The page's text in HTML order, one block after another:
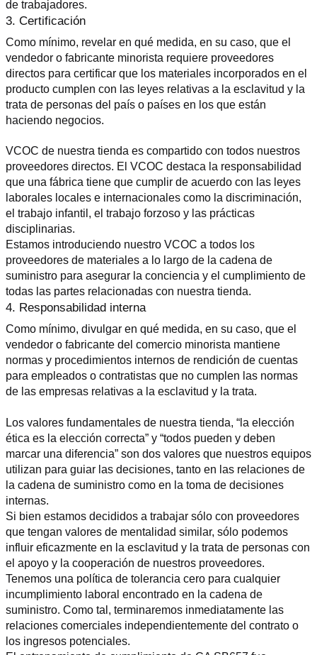
de trabajadores.
3. Certificación
Como mínimo, revelar en qué medida, en su caso, que el
vendedor o fabricante minorista requiere proveedores
directos para certificar que los materiales incorporados en el
producto cumplen con las leyes relativas a la esclavitud y la
trata de personas del país o países en los que están
haciendo negocios.
VCOC de nuestra tienda es compartido con todos nuestros
proveedores directos. El VCOC destaca la responsabilidad
que una fábrica tiene que cumplir de acuerdo con las leyes
laborales locales e internacionales como la discriminación,
el trabajo infantil, el trabajo forzoso y las prácticas
disciplinarias.
Estamos introduciendo nuestro VCOC a todos los
proveedores de materiales a lo largo de la cadena de
suministro para asegurar la conciencia y el cumplimiento de
todas las partes relacionadas con nuestra tienda.
4. Responsabilidad interna
Como mínimo, divulgar en qué medida, en su caso, que el
vendedor o fabricante del comercio minorista mantiene
normas y procedimientos internos de rendición de cuentas
para empleados o contratistas que no cumplen las normas
de las empresas relativas a la esclavitud y la trata.
Los valores fundamentales de nuestra tienda, “la elección
ética es la elección correcta” y “todos pueden y deben
marcar una diferencia” son dos valores que nuestros equipos
utilizan para guiar las decisiones, tanto en las relaciones de
la cadena de suministro como en la toma de decisiones
internas.
Si bien estamos decididos a trabajar sólo con proveedores
que tengan valores de mentalidad similar, sólo podemos
influir eficazmente en la esclavitud y la trata de personas con
el apoyo y la cooperación de nuestros proveedores.
Tenemos una política de tolerancia cero para cualquier
incumplimiento laboral encontrado en la cadena de
suministro. Como tal, terminaremos inmediatamente las
relaciones comerciales independientemente del contrato o
los ingresos potenciales.